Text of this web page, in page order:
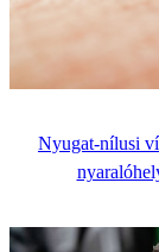
Nyugat-nílusi